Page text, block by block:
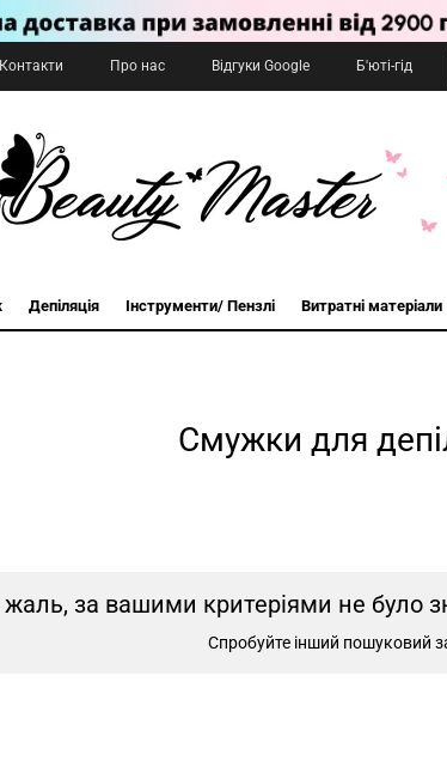
Контакти Про нас Відгуки Google Б'юті-гід
Депіляція Інструменти/ Пензлі Витратні матеріали
Смужки для
за вашими критеріями не було
Спробуйте інший пошуковий